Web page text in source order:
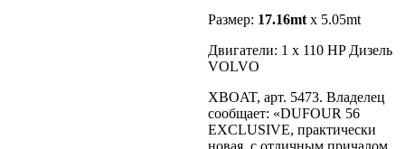
Размер: 17.16mt x 5.05mt
Двигатели: 1 x 110 HP Дизель
VOLVO
XBOAT, арт. 5473. Владелец
сообщает: «DUFOUR 56
EXCLUSIVE, практически
новая, с отличным причалом.